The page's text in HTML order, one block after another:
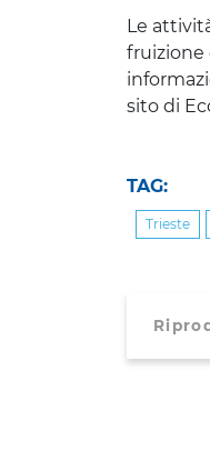
Le
fruizione
sito di
TAG:
Trieste